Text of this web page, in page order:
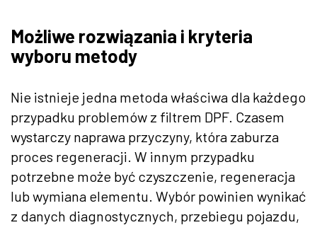
Możliwe rozwiązania i kryteria
wyboru metody
Nie istnieje jedna metoda właściwa dla każdego
przypadku problemów z filtrem DPF. Czasem
wystarczy naprawa przyczyny, która zaburza
proces regeneracji. W innym przypadku
potrzebne może być czyszczenie, regeneracja
lub wymiana elementu. Wybór powinien wynikać
z danych diagnostycznych, przebiegu pojazdu,